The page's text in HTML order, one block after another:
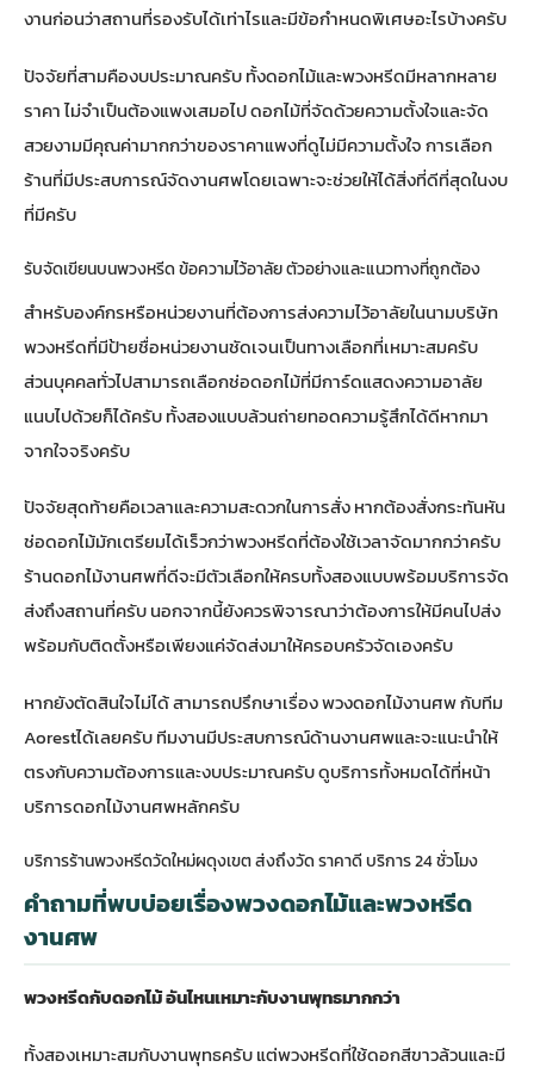
งานก่อนว่าสถานที่รองรับได้เท่าไรและมีข้อกำหนดพิเศษอะไรบ้างครับ
ปัจจัยที่สามคืองบประมาณครับ ทั้งดอกไม้และพวงหรีดมีหลากหลาย
ราคา ไม่จำเป็นต้องแพงเสมอไป ดอกไม้ที่จัดด้วยความตั้งใจและจัด
สวยงามมีคุณค่ามากกว่าของราคาแพงที่ดูไม่มีความตั้งใจ การเลือก
ร้านที่มีประสบการณ์จัดงานศพโดยเฉพาะจะช่วยให้ได้สิ่งที่ดีที่สุดในงบ
ที่มีครับ
รับจัดเขียนบนพวงหรีด ข้อความไว้อาลัย ตัวอย่างและแนวทางที่ถูกต้อง
สำหรับองค์กรหรือหน่วยงานที่ต้องการส่งความไว้อาลัยในนามบริษัท
พวงหรีดที่มีป้ายชื่อหน่วยงานชัดเจนเป็นทางเลือกที่เหมาะสมครับ
ส่วนบุคคลทั่วไปสามารถเลือกช่อดอกไม้ที่มีการ์ดแสดงความอาลัย
แนบไปด้วยก็ได้ครับ ทั้งสองแบบล้วนถ่ายทอดความรู้สึกได้ดีหากมา
จากใจจริงครับ
ปัจจัยสุดท้ายคือเวลาและความสะดวกในการสั่ง หากต้องสั่งกระทันหัน
ช่อดอกไม้มักเตรียมได้เร็วกว่าพวงหรีดที่ต้องใช้เวลาจัดมากกว่าครับ
ร้านดอกไม้งานศพที่ดีจะมีตัวเลือกให้ครบทั้งสองแบบพร้อมบริการจัด
ส่งถึงสถานที่ครับ นอกจากนี้ยังควรพิจารณาว่าต้องการให้มีคนไปส่ง
พร้อมกับติดตั้งหรือเพียงแค่จัดส่งมาให้ครอบครัวจัดเองครับ
หากยังตัดสินใจไม่ได้ สามารถปรึกษาเรื่อง พวงดอกไม้งานศพ กับทีม
Aorestได้เลยครับ ทีมงานมีประสบการณ์ด้านงานศพและจะแนะนำให้
ตรงกับความต้องการและงบประมาณครับ ดูบริการทั้งหมดได้ที่หน้า
บริการดอกไม้งานศพหลักครับ
บริการร้านพวงหรีดวัดใหม่ผดุงเขต ส่งถึงวัด ราคาดี บริการ 24 ชั่วโมง
คำถามที่พบบ่อยเรื่องพวงดอกไม้และพวงหรีด
งานศพ
พวงหรีดกับดอกไม้ อันไหนเหมาะกับงานพุทธมากกว่า
ทั้งสองเหมาะสมกับงานพุทธครับ แต่พวงหรีดที่ใช้ดอกสีขาวล้วนและมี